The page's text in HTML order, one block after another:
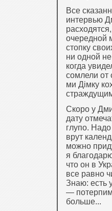
Все
интервью
очередной
стопку
ни одной
когда
сомлели от
ми Дімку
Скоро у
дату
глупо.
врут
можно
я
что он в
все равно
Знаю: есть
—
больше...